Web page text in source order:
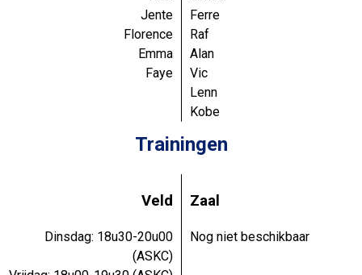
Jente
Florence
Emma
Faye
Ferre
Raf
Alan
Vic
Lenn
Kobe
Trainingen
Veld
Dinsdag: 18u30-20u00
(ASKC)
Zaal
Nog niet beschikbaar